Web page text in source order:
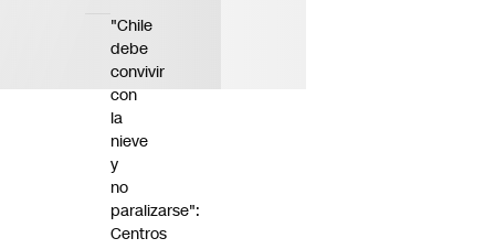
"Chile
debe
convivir
con
la
nieve
y
no
paralizarse":
Centros